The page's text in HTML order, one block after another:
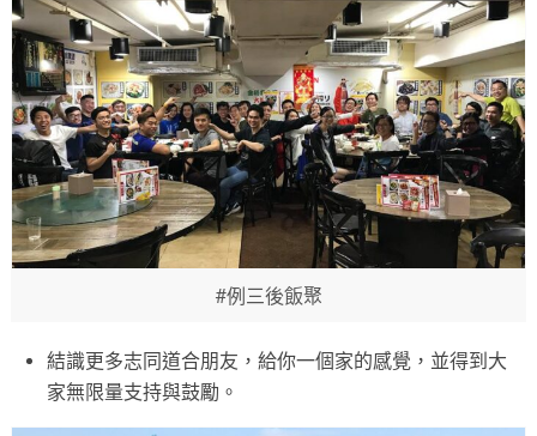
#例三後飯聚
結識更多志同道合朋友，給你一個家的感覺，並得到大
家無限量支持與鼓勵。